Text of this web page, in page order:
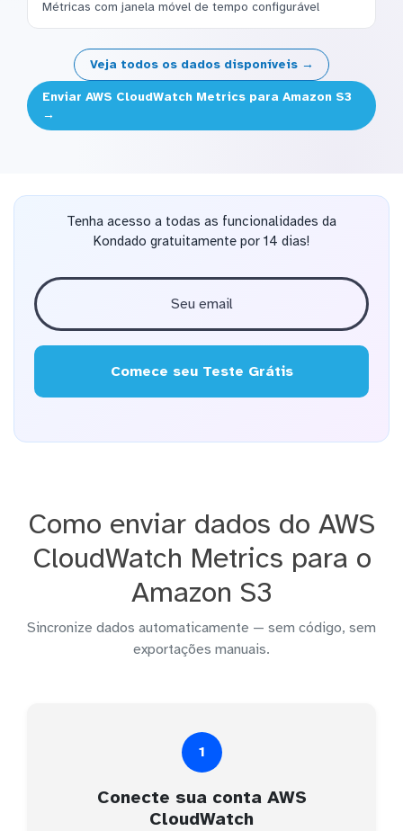
Métricas com janela móvel de tempo configurável
Veja todos os dados disponíveis →
Enviar AWS CloudWatch Metrics para Amazon S3
→
Tenha acesso a todas as funcionalidades da
Kondado gratuitamente por 14 dias!
Comece seu Teste Grátis
Como enviar dados do AWS
CloudWatch Metrics para o
Amazon S3
Sincronize dados automaticamente — sem código, sem
exportações manuais.
1
Conecte sua conta AWS
CloudWatch